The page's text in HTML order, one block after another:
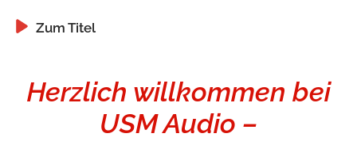
Ratgeber und Sachbuch
Handel
Blogger und Influencer
Zum Titel
Zum Titel
Zum Titel
Zum Titel
Zum Titel
Zum Titel
Zum Titel
Herzlich willkommen bei
USM Audio –